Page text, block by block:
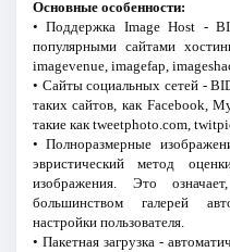
Основные особенности:
• Поддержка Image Host -
популярными сайтами
imagevenue, imagefap,
• Сайты социальных сетей -
таких сайтов, как Facebook,
такие как tweetphoto.com,
• Полноразмерные
эвристический метод
изображения. Это
большинством галерей
настройки пользователя.
• Пакетная загрузка -